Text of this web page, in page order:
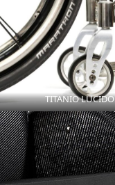
TITANIO LUCIDO